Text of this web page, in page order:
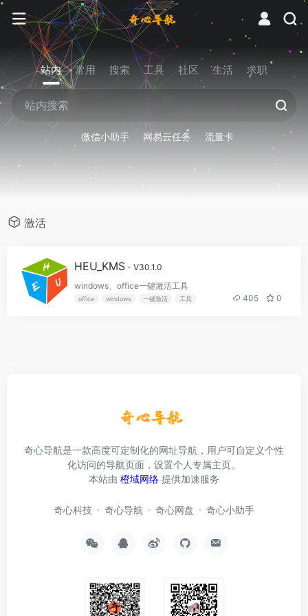
站内 常用 搜索 工具 社区 生活 求职
微信小助手 网易云任务 流量卡
激活
HEU_KMS - V30.1.0
windows、office一键激活工具
office windows 一键激活 工具 405 0
奇心导航是一款高度可定制化的网址导航，用户可自定义个性
化访问的导航页面，设置个人专属主页。
本站由 橙域网络 提供加速服务
奇心科技 奇心导航 奇心网盘 奇心小助手